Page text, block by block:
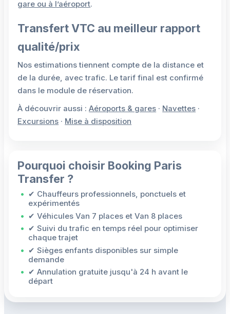
gare ou à l’aéroport.
Transfert VTC au meilleur rapport
qualité/prix
Nos estimations tiennent compte de la distance et
de la durée, avec trafic. Le tarif final est confirmé
dans le module de réservation.
À découvrir aussi :Aéroports & gares · Navettes ·
Excursions · Mise à disposition
Pourquoi choisir Booking Paris
Transfer ?
✔ Chauffeurs professionnels, ponctuels et
expérimentés
✔ Véhicules Van 7 places et Van 8 places
✔ Suivi du trafic en temps réel pour optimiser
chaque trajet
✔ Sièges enfants disponibles sur simple
demande
✔ Annulation gratuite jusqu'à 24 h avant le
départ